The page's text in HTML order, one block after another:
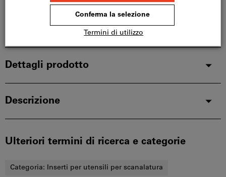
Dettagli prodotto
Descrizione
Ulteriori termini di ricerca e categorie
Categoria: Inserti per utensili per scanalatura